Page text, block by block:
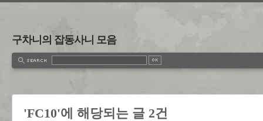
구차니의 잡동사니 모음
'FC10'에 해당되는 글 2건